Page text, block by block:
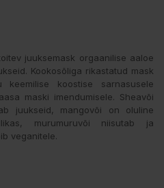
juuksemask orgaanilise aaloe
Kookosõliga rikastatud mask
keemilise koostise sarnasusele
maski imendumisele. Sheavõi
juukseid, mangovõi on oluline
murumuruvõi niisutab ja
veganitele.